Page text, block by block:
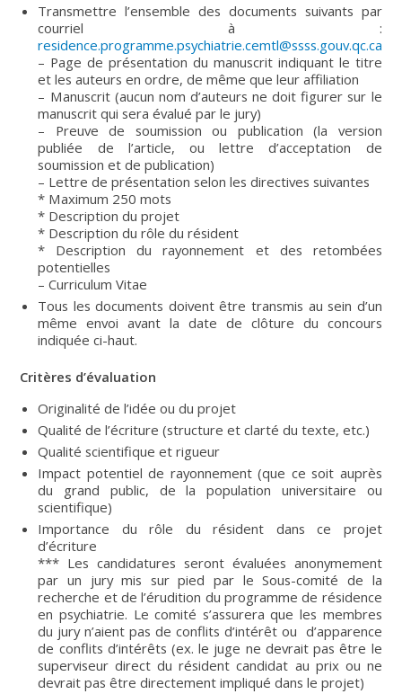
Transmettre l’ensemble des documents suivants par
courriel à :
residence.programme.psychiatrie.cemtl@ssss.gouv.qc.ca
– Page de présentation du manuscrit indiquant le titre
et les auteurs en ordre, de même que leur affiliation
– Manuscrit (aucun nom d’auteurs ne doit figurer sur le
manuscrit qui sera évalué par le jury)
– Preuve de soumission ou publication (la version
publiée de l’article, ou lettre d’acceptation de
soumission et de publication)
– Lettre de présentation selon les directives suivantes
* Maximum 250 mots
* Description du projet
* Description du rôle du résident
* Description du rayonnement et des retombées
potentielles
– Curriculum Vitae
Tous les documents doivent être transmis au sein d’un
même envoi avant la date de clôture du concours
indiquée ci-haut.
Critères d’évaluation
Originalité de l’idée ou du projet
Qualité de l’écriture (structure et clarté du texte, etc.)
Qualité scientifique et rigueur
Impact potentiel de rayonnement (que ce soit auprès
du grand public, de la population universitaire ou
scientifique)
Importance du rôle du résident dans ce projet
d’écriture
*** Les candidatures seront évaluées anonymement
par un jury mis sur pied par le Sous-comité de la
recherche et de l’érudition du programme de résidence
en psychiatrie. Le comité s’assurera que les membres
du jury n’aient pas de conflits d’intérêt ou d’apparence
de conflits d’intérêts (ex. le juge ne devrait pas être le
superviseur direct du résident candidat au prix ou ne
devrait pas être directement impliqué dans le projet)